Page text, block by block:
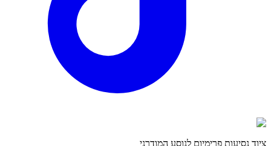
ציוד נסיעות פרימיום לנוסע המודרני